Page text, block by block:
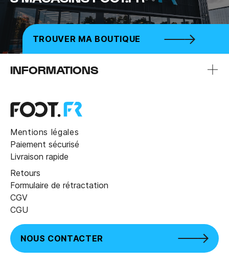
TROUVER MA BOUTIQUE
INFORMATIONS
Mentions légales
Paiement sécurisé
Livraison rapide
Retours
Formulaire de rétractation
CGV
CGU
NOUS CONTACTER